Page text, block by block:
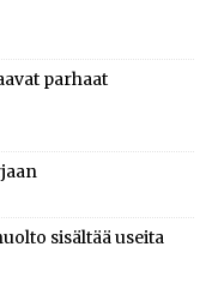
parhaat
sisältää useita